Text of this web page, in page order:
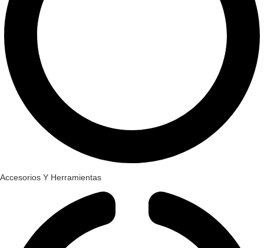
Accesorios Y Herramientas